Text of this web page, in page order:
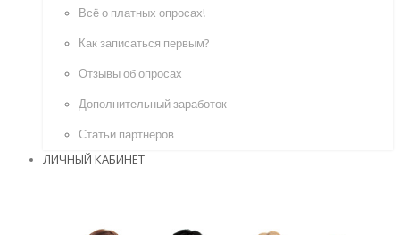
Всё о платных опросах!
Как записаться первым?
Отзывы об опросах
Дополнительный заработок
Статьи партнеров
ЛИЧНЫЙ КАБИНЕТ